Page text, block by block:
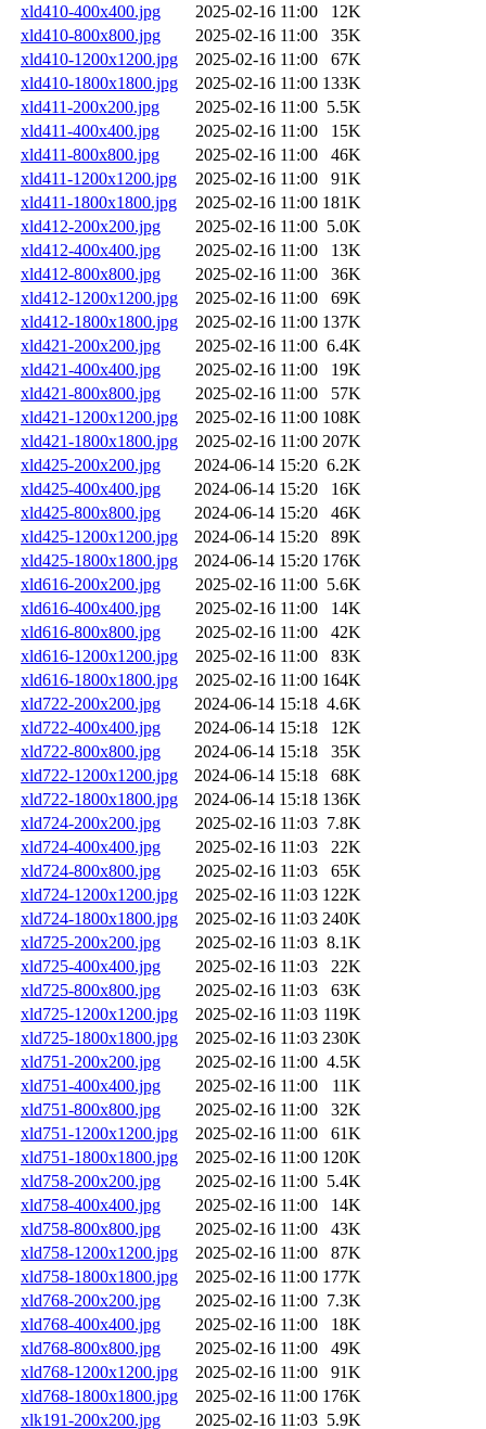
xld410-400x400.jpg
2025-02-16 11:00
12K
xld410-800x800.jpg
2025-02-16 11:00
35K
xld410-1200x1200.jpg
2025-02-16 11:00
67K
xld410-1800x1800.jpg
2025-02-16 11:00 133K
xld411-200x200.jpg
2025-02-16 11:00 5.5K
xld411-400x400.jpg
2025-02-16 11:00
15K
xld411-800x800.jpg
2025-02-16 11:00
46K
xld411-1200x1200.jpg
2025-02-16 11:00
91K
xld411-1800x1800.jpg
2025-02-16 11:00 181K
xld412-200x200.jpg
2025-02-16 11:00 5.0K
xld412-400x400.jpg
2025-02-16 11:00
13K
xld412-800x800.jpg
2025-02-16 11:00
36K
xld412-1200x1200.jpg
2025-02-16 11:00
69K
xld412-1800x1800.jpg
2025-02-16 11:00 137K
xld421-200x200.jpg
2025-02-16 11:00 6.4K
xld421-400x400.jpg
2025-02-16 11:00
19K
xld421-800x800.jpg
2025-02-16 11:00
57K
xld421-1200x1200.jpg
2025-02-16 11:00 108K
xld421-1800x1800.jpg
2025-02-16 11:00 207K
xld425-200x200.jpg
2024-06-14 15:20 6.2K
xld425-400x400.jpg
2024-06-14 15:20
16K
xld425-800x800.jpg
2024-06-14 15:20
46K
xld425-1200x1200.jpg
2024-06-14 15:20
89K
xld425-1800x1800.jpg
2024-06-14 15:20 176K
xld616-200x200.jpg
2025-02-16 11:00 5.6K
xld616-400x400.jpg
2025-02-16 11:00
14K
xld616-800x800.jpg
2025-02-16 11:00
42K
xld616-1200x1200.jpg
2025-02-16 11:00
83K
xld616-1800x1800.jpg
2025-02-16 11:00 164K
xld722-200x200.jpg
2024-06-14 15:18 4.6K
xld722-400x400.jpg
2024-06-14 15:18
12K
xld722-800x800.jpg
2024-06-14 15:18
35K
xld722-1200x1200.jpg
2024-06-14 15:18
68K
xld722-1800x1800.jpg
2024-06-14 15:18 136K
xld724-200x200.jpg
2025-02-16 11:03 7.8K
xld724-400x400.jpg
2025-02-16 11:03
22K
xld724-800x800.jpg
2025-02-16 11:03
65K
xld724-1200x1200.jpg
2025-02-16 11:03 122K
xld724-1800x1800.jpg
2025-02-16 11:03 240K
xld725-200x200.jpg
2025-02-16 11:03 8.1K
xld725-400x400.jpg
2025-02-16 11:03
22K
xld725-800x800.jpg
2025-02-16 11:03
63K
xld725-1200x1200.jpg
2025-02-16 11:03 119K
xld725-1800x1800.jpg
2025-02-16 11:03 230K
xld751-200x200.jpg
2025-02-16 11:00 4.5K
xld751-400x400.jpg
2025-02-16 11:00
11K
xld751-800x800.jpg
2025-02-16 11:00
32K
xld751-1200x1200.jpg
2025-02-16 11:00
61K
xld751-1800x1800.jpg
2025-02-16 11:00 120K
xld758-200x200.jpg
2025-02-16 11:00 5.4K
xld758-400x400.jpg
2025-02-16 11:00
14K
xld758-800x800.jpg
2025-02-16 11:00
43K
xld758-1200x1200.jpg
2025-02-16 11:00
87K
xld758-1800x1800.jpg
2025-02-16 11:00 177K
xld768-200x200.jpg
2025-02-16 11:00 7.3K
xld768-400x400.jpg
2025-02-16 11:00
18K
xld768-800x800.jpg
2025-02-16 11:00
49K
xld768-1200x1200.jpg
2025-02-16 11:00
91K
xld768-1800x1800.jpg
2025-02-16 11:00 176K
xlk191-200x200.jpg
2025-02-16 11:03 5.9K